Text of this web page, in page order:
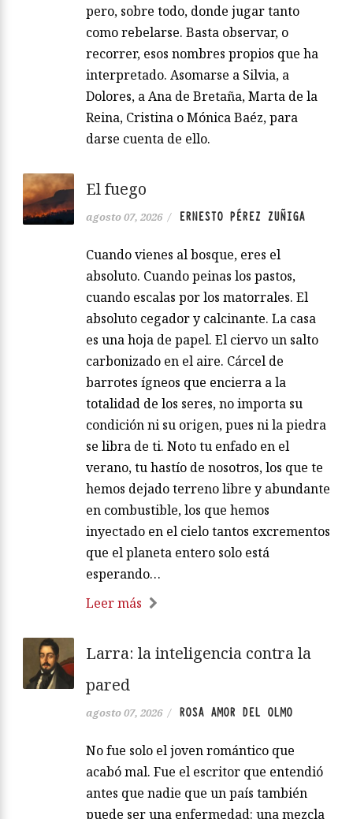
pero, sobre todo, donde jugar tanto
como rebelarse. Basta observar, o
recorrer, esos nombres propios que ha
interpretado. Asomarse a Silvia, a
Dolores, a Ana de Bretaña, Marta de la
Reina, Cristina o Mónica Baéz, para
darse cuenta de ello.
El fuego
agosto 07, 2026 / ERNESTO PÉREZ ZUÑIGA
Cuando vienes al bosque, eres el
absoluto. Cuando peinas los pastos,
cuando escalas por los matorrales. El
absoluto cegador y calcinante. La casa
es una hoja de papel. El ciervo un salto
carbonizado en el aire. Cárcel de
barrotes ígneos que encierra a la
totalidad de los seres, no importa su
condición ni su origen, pues ni la piedra
se libra de ti. Noto tu enfado en el
verano, tu hastío de nosotros, los que te
hemos dejado terreno libre y abundante
en combustible, los que hemos
inyectado en el cielo tantos excrementos
que el planeta entero solo está
esperando…
Leer más
Larra: la inteligencia contra la
pared
agosto 07, 2026 / ROSA AMOR DEL OLMO
No fue solo el joven romántico que
acabó mal. Fue el escritor que entendió
antes que nadie que un país también
puede ser una enfermedad: una mezcla